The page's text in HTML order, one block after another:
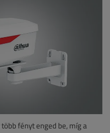
fényt enged be, míg a